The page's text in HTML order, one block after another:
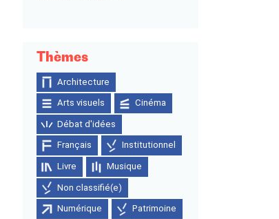
Thèmes
Architecture
Arts visuels Cinéma
Débat d'idées
Français Institutionnel
Livre Musique
Non classifié(e)
Numérique Patrimoine